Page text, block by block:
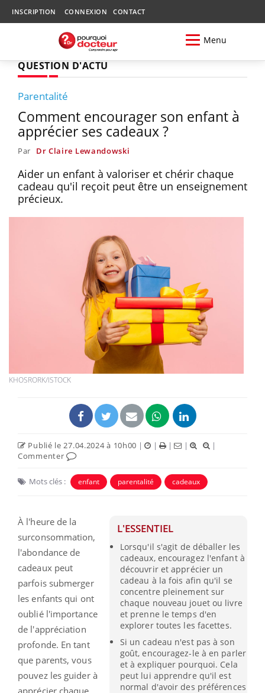
INSCRIPTION CONNEXION CONTACT
Menu
QUESTION D'ACTU
Parentalité
Comment encourager son enfant à
apprécier ses cadeaux ?
Par Dr Claire Lewandowski
Aider un enfant à valoriser et chérir chaque
cadeau qu'il reçoit peut être un enseignement
précieux.
KHOSRORK/ISTOCK
Publié le 27.04.2024 à 10h00 | | | |
|
Commenter
Mots clés : enfant parentalité cadeaux
L'ESSENTIEL
Lorsqu'il s'agit de déballer les
cadeaux, encouragez l'enfant à
découvrir et apprécier un
cadeau à la fois afin qu'il se
concentre pleinement sur
chaque nouveau jouet ou livre
et prenne le temps d'en
explorer toutes les facettes.
Si un cadeau n'est pas à son
goût, encouragez-le à en parler
et à expliquer pourquoi. Cela
peut lui apprendre qu'il est
normal d'avoir des préférences
À l'heure de la
surconsommation,
l'abondance de
cadeaux peut
parfois submerger
les enfants qui ont
oublié l'importance
de l'appréciation
profonde. En tant
que parents, vous
pouvez les guider à
apprécier chaque